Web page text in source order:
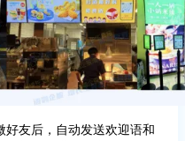
友后，自动发送欢迎语和